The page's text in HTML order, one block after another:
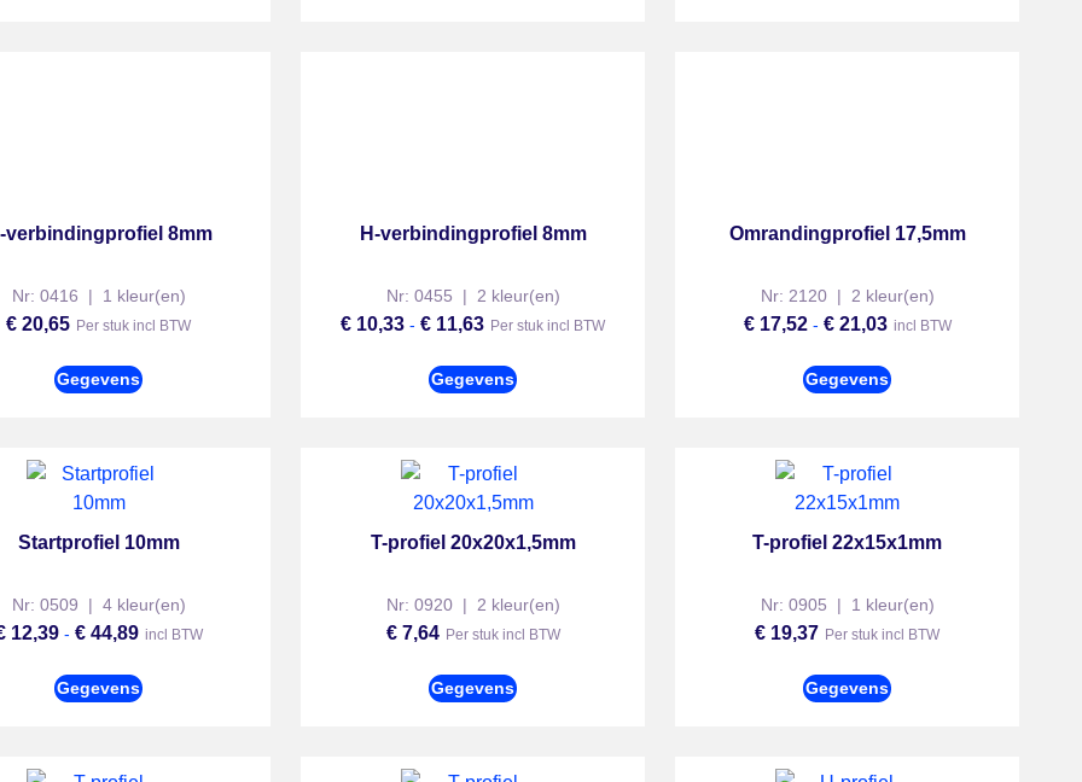
verbindingprofiel 8mm
Nr: 0416 | 1 kleur(en)
€ 20,65 Per stuk incl BTW
Gegevens
H-verbindingprofiel 8mm
Nr: 0455 | 2 kleur(en)
€ 10,33 - € 11,63 Per stuk incl BTW
Gegevens
Omrandingprofiel 17,5mm
Nr: 2120 | 2 kleur(en)
€17,52 - €21,03 incl BTW
Gegevens
Startprofiel 10mm
Nr: 0509 | 4 kleur(en)
12,39 - €44,89 incl BTW
Gegevens
T-profiel 20x20x1,5mm
Nr: 0920 | 2 kleur(en)
€7,64 Per stuk incl BTW
Gegevens
T-profiel 22x15x1mm
Nr: 0905 | 1 kleur(en)
€ 19,37 Per stuk incl BTW
Gegevens